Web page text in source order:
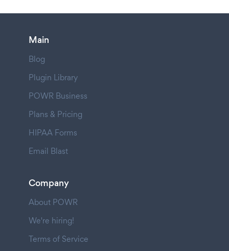
Main
Blog
Plugin Library
POWR Business
Plans & Pricing
HIPAA Forms
Email Blast
Company
About POWR
We're hiring!
Terms of Service